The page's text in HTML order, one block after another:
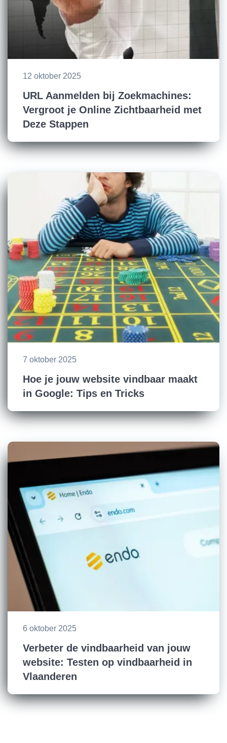
12 oktober 2025
URL Aanmelden bij Zoekmachines:
Vergroot je Online Zichtbaarheid met
Deze Stappen
7 oktober 2025
Hoe je jouw website vindbaar maakt
in Google: Tips en Tricks
6 oktober 2025
Verbeter de vindbaarheid van jouw
website: Testen op vindbaarheid in
Vlaanderen